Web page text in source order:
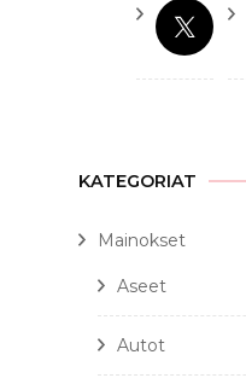
KATEGORIAT
Mainokset
Aseet
Autot